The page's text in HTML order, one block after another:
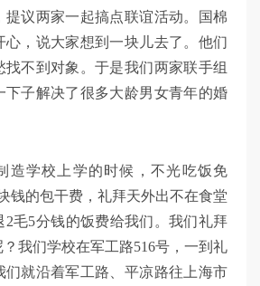
提议两家一起搞点联谊活动。国棉
心，说大家想到一块儿去了。他们
找不到对象。于是我们两家联手组
下子解决了很多大龄男女青年的婚
造学校上学的时候，不光吃饭免
钱的包干费，礼拜天外出不在食堂
2毛5分钱的饭费给我们。我们礼拜
我们学校在军工路516号，一到礼
们就沿着军工路、平凉路往上海市